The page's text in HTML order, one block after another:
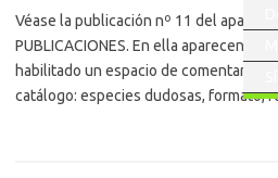
Véase la publicación nº 11 del apartado
PUBLICACIONES. En ella aparecen
habilitado un espacio de comentarios
catálogo: especies dudosas, formato,